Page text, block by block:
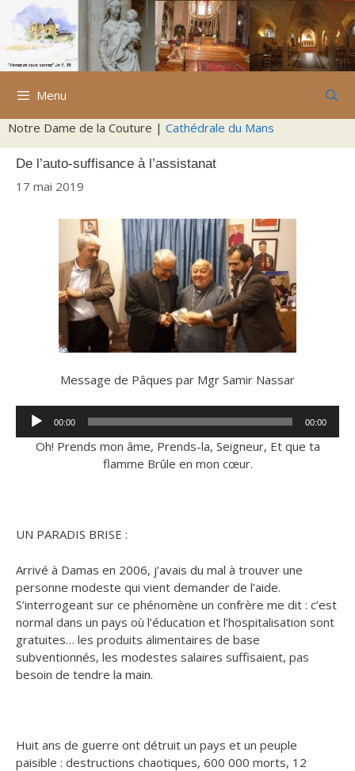
Aller
contenu
Menu
Notre Dame de la Couture | Cathédrale du Mans
De l’auto-suffisance à l’assistanat
17 mai 2019
Message de Pâques par Mgr Samir Nassar
Lecteur
audio
00:00 00:00
Oh! Prends mon âme, Prends-la, Seigneur, Et que ta
flamme Brûle en mon cœur.
UN PARADIS BRISE :
Arrivé à Damas en 2006, j’avais du mal à trouver une
personne modeste qui vient demander de l’aide.
S’interrogeant sur ce phénomène un confrère me dit : c’est
normal dans un pays où l’éducation et l’hospitalisation sont
gratuites… les produits alimentaires de base
subventionnés, les modestes salaires suffisaient, pas
besoin de tendre la main.
Huit ans de guerre ont détruit un pays et un peuple
paisible : destructions chaotiques, 600 000 morts, 12